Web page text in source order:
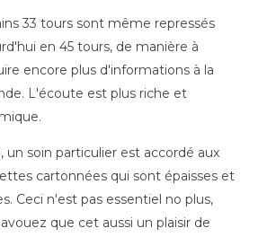
33 tours sont même repressés
en 45 tours, de manière à
encore plus d'informations à la
L'écoute est plus riche et
un soin particulier est accordé aux
cartonnées qui sont épaisses et
Ceci n'est pas essentiel no plus,
que cet aussi un plaisir de